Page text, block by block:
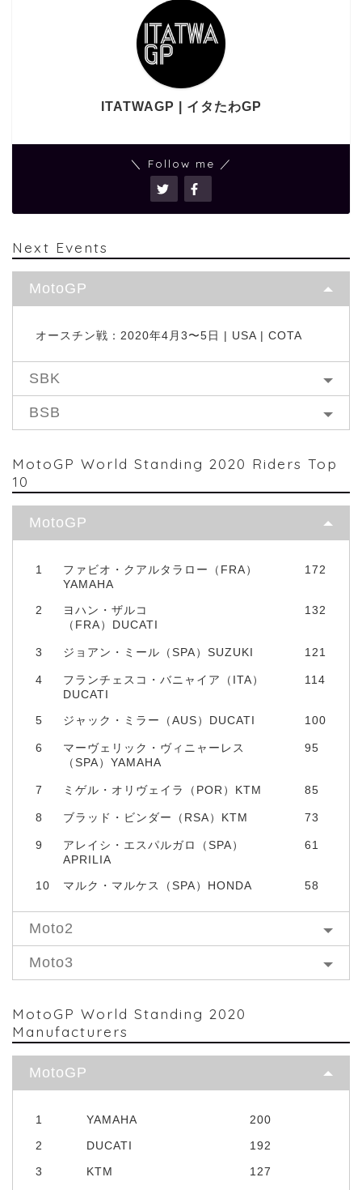
ITATWAGP | イタたわGP
＼ Follow me ／
Next Events
MotoGP
オースチン戦：2020年4月3〜5日 | USA | COTA
SBK
BSB
MotoGP World Standing 2020 Riders Top
10
MotoGP
1
ファビオ・クアルタラロー（FRA）
YAMAHA
172
2
ヨハン・ザルコ
（FRA）DUCATI
132
3 ジョアン・ミール（SPA）SUZUKI 121
4
フランチェスコ・バニャイア（ITA）
DUCATI
114
5 ジャック・ミラー（AUS）DUCATI 100
6
マーヴェリック・ヴィニャーレス
（SPA）YAMAHA
95
7 ミゲル・オリヴェイラ（POR）KTM 85
8 ブラッド・ビンダー（RSA）KTM 73
9
アレイシ・エスパルガロ（SPA）
APRILIA
61
10 マルク・マルケス（SPA）HONDA 58
Moto2
Moto3
MotoGP World Standing 2020
Manufacturers
MotoGP
1 YAMAHA
200
2
DUCATI
192
3
KTM
127